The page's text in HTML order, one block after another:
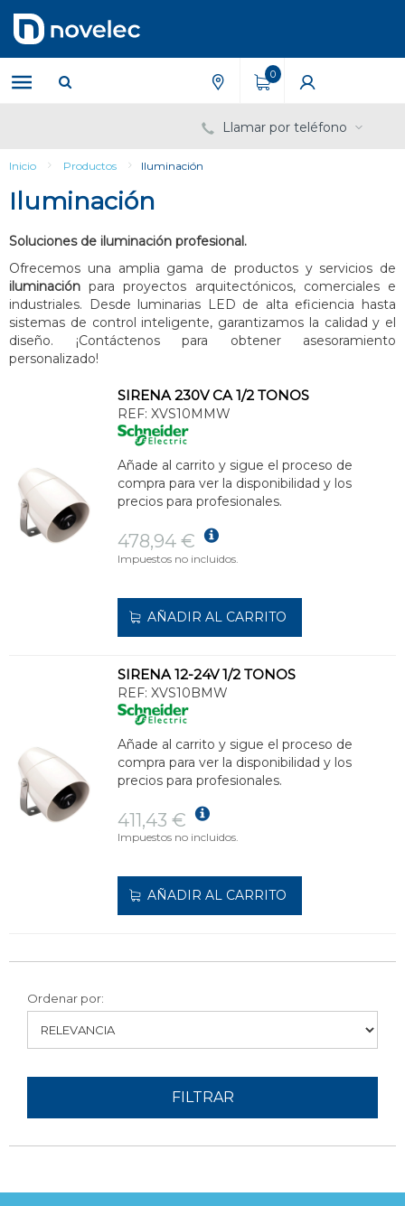
contenido
menú
de
navegación
0
Llamar por teléfono
Inicio Productos Iluminación
Iluminación
Soluciones de iluminación profesional.
Ofrecemos una amplia gama de productos y servicios de
iluminación para proyectos arquitectónicos, comerciales e
industriales. Desde luminarias LED de alta eficiencia hasta
sistemas de control inteligente, garantizamos la calidad y el
diseño. ¡Contáctenos para obtener asesoramiento
personalizado!
SIRENA 230V CA 1/2 TONOS
REF: XVS10MMW
Añade al carrito y sigue el proceso de
compra para ver la disponibilidad y los
precios para profesionales.
478,94 €
Impuestos no incluidos.
AÑADIR AL CARRITO
SIRENA 12-24V 1/2 TONOS
REF: XVS10BMW
Añade al carrito y sigue el proceso de
compra para ver la disponibilidad y los
precios para profesionales.
411,43 €
Impuestos no incluidos.
AÑADIR AL CARRITO
Ordenar por:
FILTRAR